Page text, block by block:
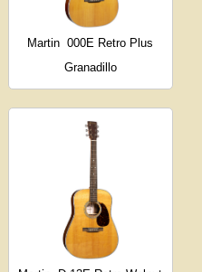
Martin 000E Retro Plus
Granadillo